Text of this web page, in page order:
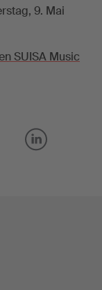
9. Mai
SUISA Music